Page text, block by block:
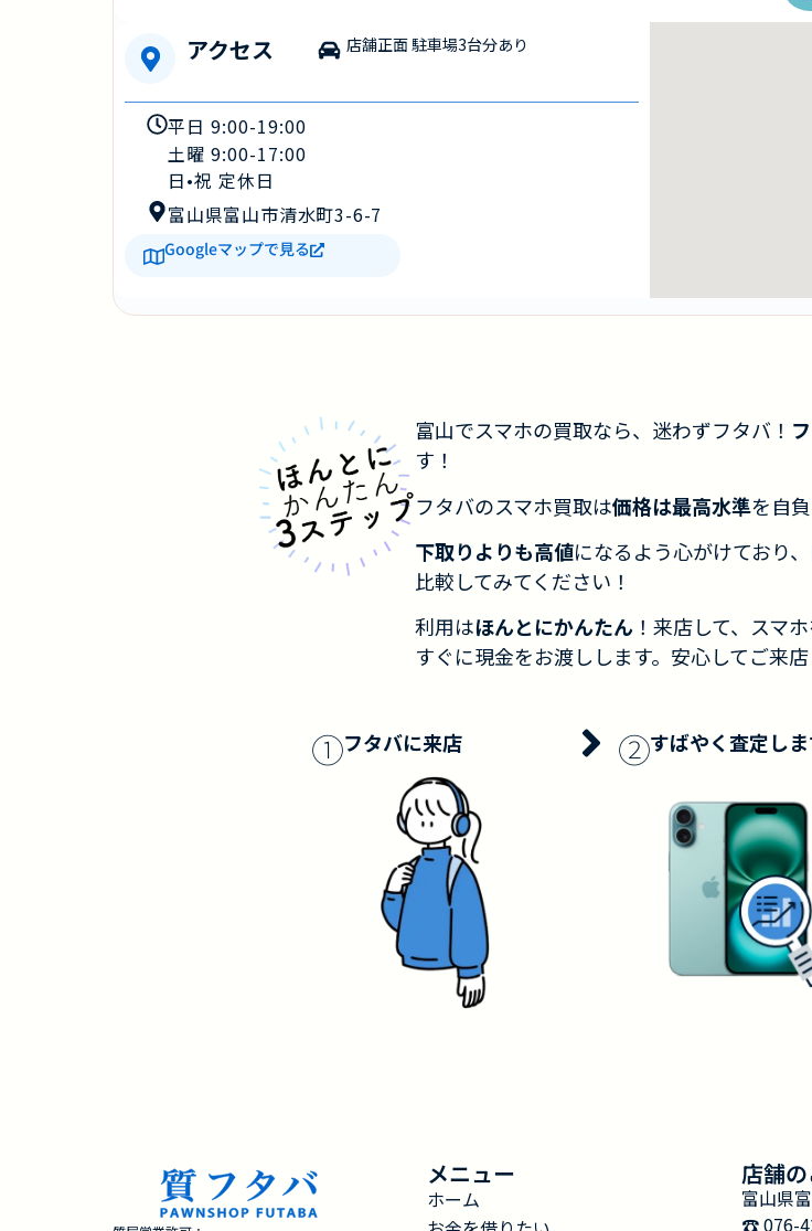
アクセス 店舗正面 駐車場3台分あり
平日 9:00-19:00
土曜 9:00-17:00
日•祝 定休日
富山県富山市清水町3-6-7
Googleマップで見る
富山でスマホの買取なら、迷わずフタバ！
す！
フタバのスマホ買取は価格は最高水準を自
下取りよりも高値になるよう心がけており、
比較してみてください！
利用はほんとにかんたん ！来店して、スマ
すぐに現金をお渡しします。安心してご来
①フタバに来店 ②すばやく査定し
メニュー
ホーム
店舗
富山県
☎︎ 076-